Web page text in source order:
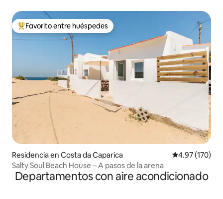
De los mejores en Favorito entre huéspedes
Favorito entre huéspedes
Residencia en Costa da Caparica Calificación
4.97 (170)
Salty Soul Beach House – A pasos de la arena
Departamentos con aire acondicionado